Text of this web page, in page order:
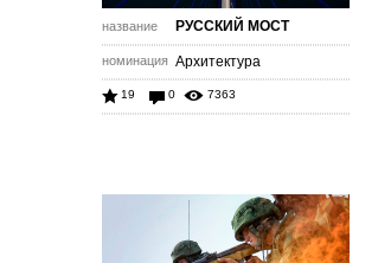
название РУССКИЙ МОСТ
номинация Архитектура
19 0 7363